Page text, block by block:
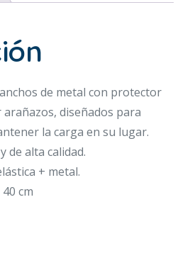
de metal con protector
diseñados para
la carga en su lugar.
de alta calidad.
+ metal.
cm